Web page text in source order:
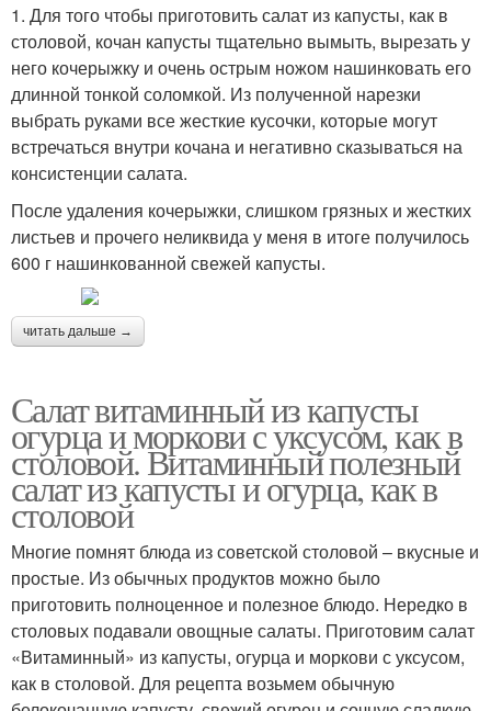
1. Для того чтобы приготовить салат из капусты, как в
столовой, кочан капусты тщательно вымыть, вырезать у
него кочерыжку и очень острым ножом нашинковать его
длинной тонкой соломкой. Из полученной нарезки
выбрать руками все жесткие кусочки, которые могут
встречаться внутри кочана и негативно сказываться на
консистенции салата.
После удаления кочерыжки, слишком грязных и жестких
листьев и прочего неликвида у меня в итоге получилось
600 г нашинкованной свежей капусты.
читать дальше →
Салат витаминный из капусты
огурца и моркови с уксусом, как в
столовой. Витаминный полезный
салат из капусты и огурца, как в
столовой
Многие помнят блюда из советской столовой – вкусные и
простые. Из обычных продуктов можно было
приготовить полноценное и полезное блюдо. Нередко в
столовых подавали овощные салаты. Приготовим салат
«Витаминный» из капусты, огурца и моркови с уксусом,
как в столовой. Для рецепта возьмем обычную